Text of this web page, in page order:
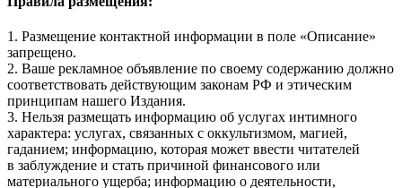
1. Размещение контактной информации в поле «Описание»
запрещено.
2. Ваше рекламное объявление по своему содержанию должно
соответствовать действующим законам РФ и этическим
принципам нашего Издания.
3. Нельзя размещать информацию об услугах интимного
характера: услугах, связанных с оккультизмом, магией,
гаданием; информацию, которая может ввести читателей
в заблуждение и стать причиной финансового или
материального ущерба; информацию о деятельности,